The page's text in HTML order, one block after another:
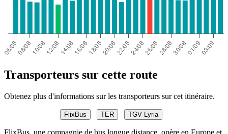
Transporteurs sur cette route
Obtenez plus d'informations sur les transporteurs sur cet itinéraire.
FlixBus TER TGV Lyria
FlixBus, une compagnie de bus longue distance, opère en Europe et